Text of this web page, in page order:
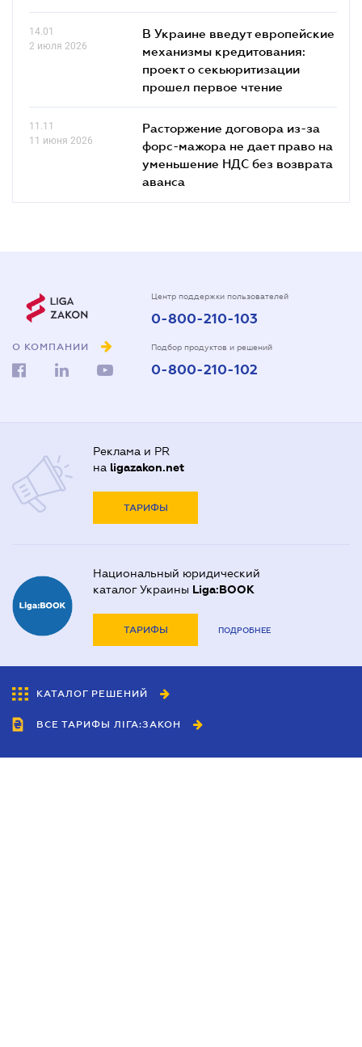
14.01
2 июля 2026
В Украине введут европейские
механизмы кредитования:
проект о секьюритизации
прошел первое чтение
11.11
11 июня 2026
Расторжение договора из-за
форс-мажора не дает право на
уменьшение НДС без возврата
аванса
О КОМПАНИИ
Центр поддержки пользователей
0-800-210-103
Подбор продуктов и решений
0-800-210-102
Реклама и PR
на ligazakon.net
ТАРИФЫ
Национальный юридический
каталог Украины Liga:BOOK
ТАРИФЫ ПОДРОБНЕЕ
КАТАЛОГ РЕШЕНИЙ
ВСЕ ТАРИФЫ ЛІГА:ЗАКОН